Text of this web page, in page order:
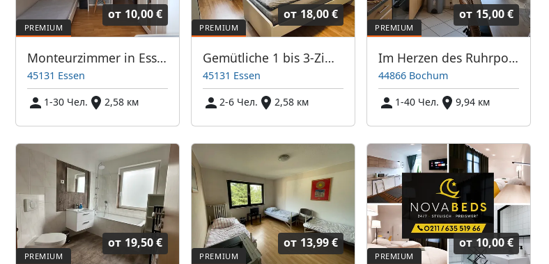
от 10,00 €
Monteurzimmer in Essen und Umgebung
45131 Essen
1-30 Чел.
2,58 км
от 18,00 €
Gemütliche 1 bis 3-Zimmer-Wohnungen in Essen Stadtmitte
45131 Essen
2-6 Чел.
2,58 км
от 15,00 €
Im Herzen des Ruhrpotts - freie Wohnungen!
44866 Bochum
1-40 Чел.
9,94 км
от 19,50 € от 13,99 € от 10,00 €